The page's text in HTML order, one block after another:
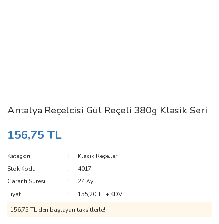
Antalya Reçelcisi Gül Reçeli 380g Klasik Seri
156,75 TL
Kategori
Klasik Reçeller
Stok Kodu
4017
Garanti Süresi
24 Ay
Fiyat
155,20 TL + KDV
156,75 TL den başlayan taksitlerle!